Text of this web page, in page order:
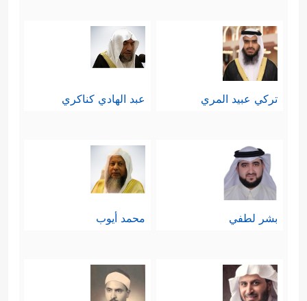
تركي عبيد المري عبد الهادي كناكري
بشر لطفي محمد أيوب